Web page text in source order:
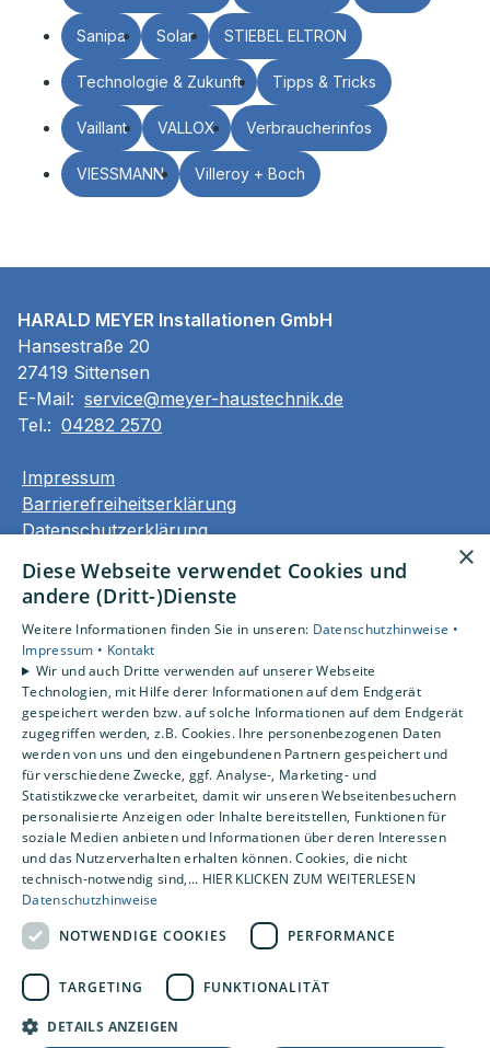
Sanipa Solar STIEBEL ELTRON
Technologie & Zukunft Tipps & Tricks
Vaillant VALLOX Verbraucherinfos
VIESSMANN Villeroy + Boch
HARALD MEYER Installationen GmbH
Hansestraße 20
27419 Sittensen
E-Mail: service@meyer-haustechnik.de
Tel.: 04282 2570
Impressum
Barrierefreiheitserklärung
Datenschutzerklärung
Unsere Bereiche
Privatkunden
Gewerbekunden
Karriere
Unternehmen
Kontakt
×
Diese Webseite verwendet Cookies und
andere (Dritt-)Dienste
Weitere Informationen finden Sie in unseren: Datenschutzhinweise •
Impressum • Kontakt
Wir und auch Dritte verwenden auf unserer Webseite
Technologien, mit Hilfe derer Informationen auf dem Endgerät
gespeichert werden bzw. auf solche Informationen auf dem Endgerät
zugegriffen werden, z.B. Cookies. Ihre personenbezogenen Daten
werden von uns und den eingebundenen Partnern gespeichert und
für verschiedene Zwecke, ggf. Analyse-, Marketing- und
Statistikzwecke verarbeitet, damit wir unseren Webseitenbesuchern
personalisierte Anzeigen oder Inhalte bereitstellen, Funktionen für
soziale Medien anbieten und Informationen über deren Interessen
und das Nutzerverhalten erhalten können. Cookies, die nicht
technisch-notwendig sind,... HIER KLICKEN ZUM WEITERLESEN
Datenschutzhinweise
NOTWENDIGE COOKIES
PERFORMANCE
TARGETING FUNKTIONALITÄT
DETAILS ANZEIGEN